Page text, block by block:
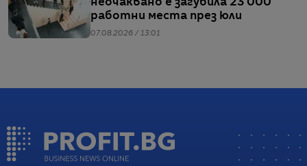
неочаквано е загубила 23 000
работни места през юли
07.08.2026 / 13:01